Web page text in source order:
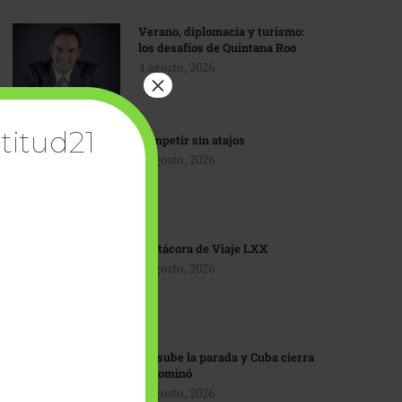
Verano, diplomacia y turismo:
los desafíos de Quintana Roo
4 agosto, 2026
Competir sin atajos
4 agosto, 2026
Bitácora de Viaje LXX
3 agosto, 2026
EU sube la parada y Cuba cierra
el dominó
3 agosto, 2026
×